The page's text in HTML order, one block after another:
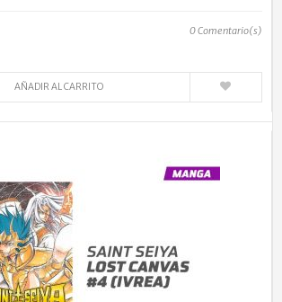
0Comentario(s)
AÑADIR AL CARRITO